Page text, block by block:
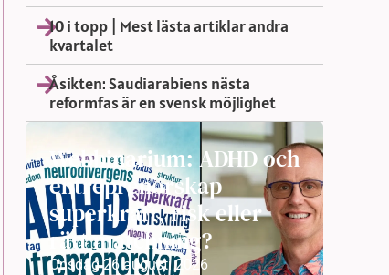
Webbinarium: ADHD och
entreprenörskap –
superkraft, risk eller
rätt matchning?
Onsdag 26 augusti 2026
10 i topp | Mest lästa artiklar andra
kvartalet
Åsikten: Saudiarabiens nästa
reformfas är en svensk möjlighet